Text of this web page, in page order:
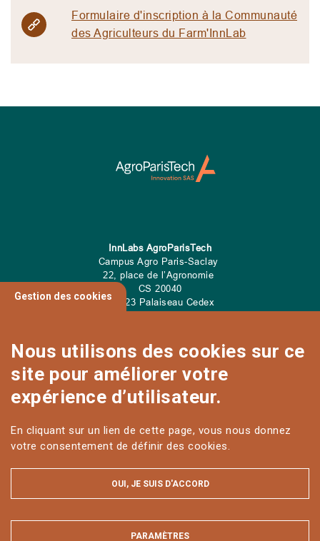
Formulaire d'inscription à la Communauté
des Agriculteurs du Farm'InnLab
InnLabs AgroParisTech
Campus Agro Paris-Saclay
22, place de l’Agronomie
CS 20040
91 123 Palaiseau Cedex
CONTACT
Gestion des cookies
Nous utilisons des cookies sur ce
site pour améliorer votre
expérience d’utilisateur.
En cliquant sur un lien de cette page, vous nous donnez
votre consentement de définir des cookies.
OUI, JE SUIS D'ACCORD
MASQUER
PARAMÈTRES